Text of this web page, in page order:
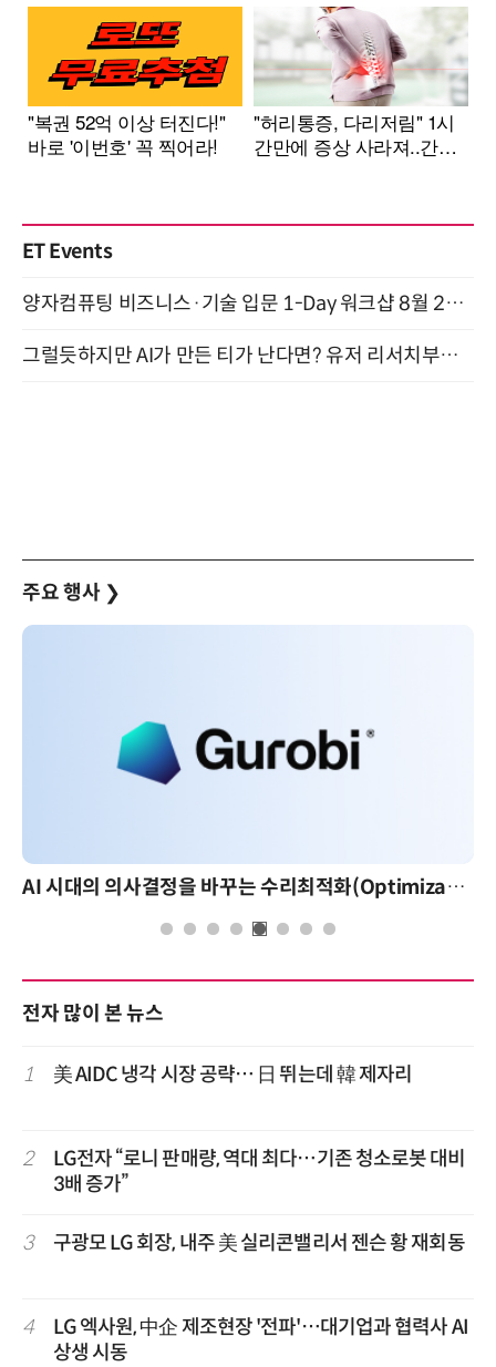
ET Events
양자컴퓨팅 비즈니스·기술 입문 1-Day 워크샵 8월 28일 개최
그럴듯하지만 AI가 만든 티가 난다면? 유저 리서치부터 배포까지! (9/15)
주요 행사 ❯
AI 시대의 의사결정을 바꾸는 수리최적화(Optimization): 실제 산업 적용 사례와 활용 전략
전자 많이 본 뉴스
1 美 AIDC 냉각 시장 공략… 日 뛰는데 韓 제자리
2
LG전자 “로니 판매량, 역대 최다…기존 청소로봇 대비
3배 증가”
3 구광모 LG 회장, 내주 美 실리콘밸리서 젠슨 황 재회동
4
LG 엑사원, 中企 제조현장 '전파'…대기업과 협력사 AI
상생 시동